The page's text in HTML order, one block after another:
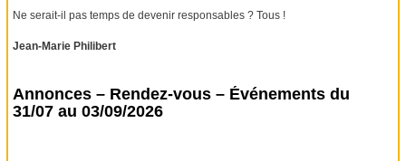
Ne serait-il pas temps de devenir responsables ? Tous !
Jean-Marie Philibert
Annonces – Rendez-vous – Événements du
31/07 au 03/09/2026